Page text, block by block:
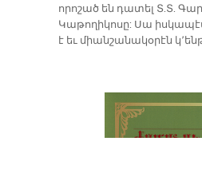
որոշած են դատել Տ.Տ.
Կաթողիկոսը: Սա
է եւ միանշանակօրէն